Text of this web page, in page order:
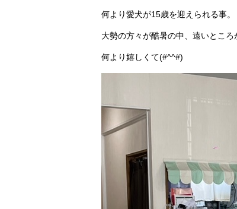
何より愛犬が15歳を迎えられる事。
大勢の方々が酷暑の中、遠いとこ
何より嬉しくて(#^^#)